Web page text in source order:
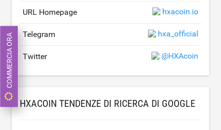
URL Homepage hxacoin.io
Telegram hxa_official
Twitter @HXAcoin
HXACOIN TENDENZE DI RICERCA DI GOOGLE
COMMERCIA ORA